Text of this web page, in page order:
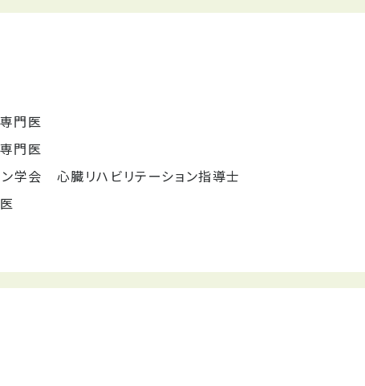
門医
門医
学会 心臓リハビリテーション指導士